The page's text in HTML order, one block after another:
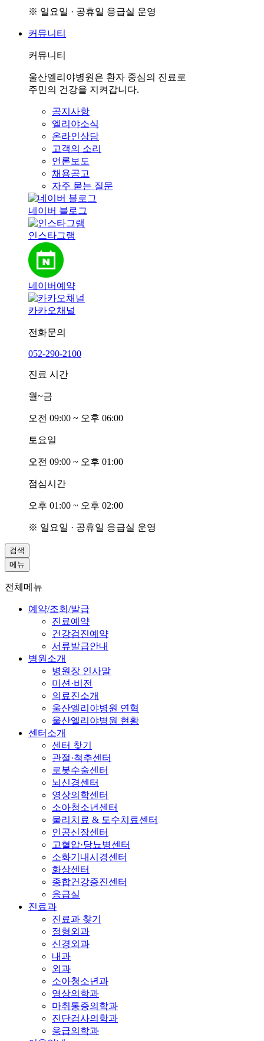
※ 일요일 · 공휴일 응급실 운영
커뮤니티
커뮤니티
울산엘리야병원은 환자 중심의 진료로
주민의 건강을 지켜갑니다.
공지사항
엘리야소식
온라인상담
고객의 소리
언론보도
채용공고
자주 묻는 질문
네이버 블로그
인스타그램
네이버예약
카카오채널
전화문의
052-290-2100
진료 시간
월~금
오전 09:00 ~ 오후 06:00
토요일
오전 09:00 ~ 오후 01:00
점심시간
오후 01:00 ~ 오후 02:00
※ 일요일 · 공휴일 응급실 운영
검색
메뉴
전체메뉴
예약/조회/발급
진료예약
건강검진예약
서류발급안내
병원소개
병원장 인사말
미션·비전
의료진소개
울산엘리야병원 연혁
울산엘리야병원 현황
센터소개
센터 찾기
관절·척추센터
로봇수술센터
뇌신경센터
영상의학센터
소아청소년센터
물리치료 & 도수치료센터
인공신장센터
고혈압·당뇨병센터
소화기내시경센터
화상센터
종합건강증진센터
응급실
진료과
진료과 찾기
정형외과
신경외과
내과
외과
소아청소년과
영상의학과
마취통증의학과
진단검사의학과
응급의학과